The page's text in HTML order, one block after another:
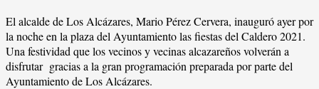
El alcalde de Los Alcázares, Mario Pérez Cervera, inauguró ayer por
la noche en la plaza del Ayuntamiento las fiestas del Caldero 2021.
Una festividad que los vecinos y vecinas alcazareños volverán a
disfrutar gracias a la gran programación preparada por parte del
Ayuntamiento de Los Alcázares.